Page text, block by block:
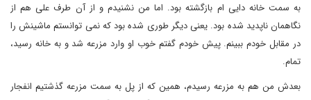
به سمت خانه دایی ام بازگشته بود. اما من نشنیدم و از آن طرف علی هم از
نگاهمان ناپدید شده بود. یعنی دیگر طوری شده بود که نمی توانستم ماشینش را
در مقابل خودم ببینم. پیش خودم گفتم خوب او وارد مزرعه شد و به خانه رسید،
تمام.
بعدش من هم به مزرعه رسیدم، همین که از پل به سمت مزرعه گذشتیم انفجار